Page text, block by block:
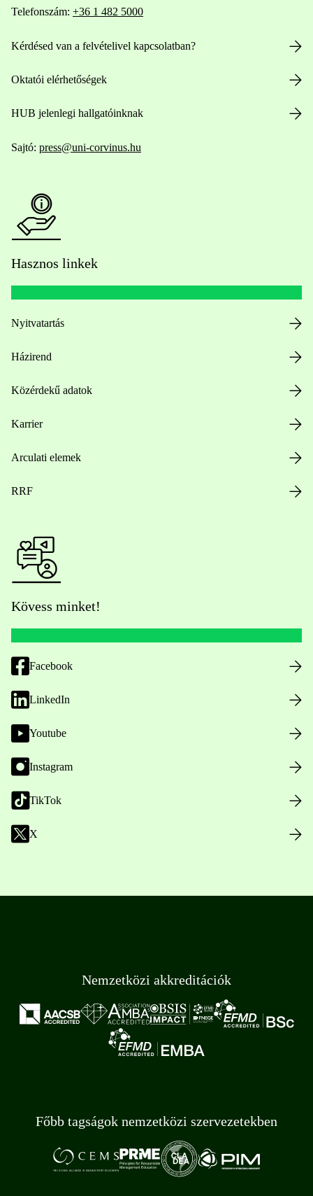
Telefonszám: +36 1 482 5000
Kérdésed van a felvételivel kapcsolatban?
Oktatói elérhetőségek
HUB jelenlegi hallgatóinknak
Sajtó: press@uni-corvinus.hu
Hasznos linkek
Nyitvatartás
Házirend
Közérdekű adatok
Karrier
Arculati elemek
RRF
Kövess minket!
Facebook
LinkedIn
Youtube
Instagram
TikTok
X
Nemzetközi akkreditációk
Főbb tagságok nemzetközi szervezetekben